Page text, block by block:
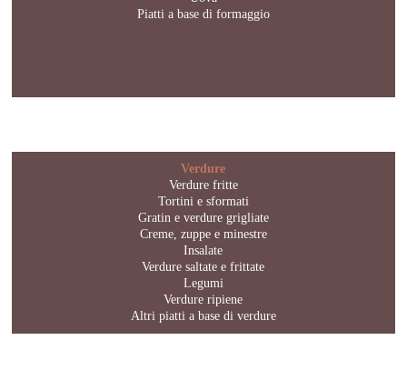
Piatti a base di formaggio
Verdure
Verdure fritte
Tortini e sformati
Gratin e verdure grigliate
Creme, zuppe e minestre
Insalate
Verdure saltate e frittate
Legumi
Verdure ripiene
Altri piatti a base di verdure